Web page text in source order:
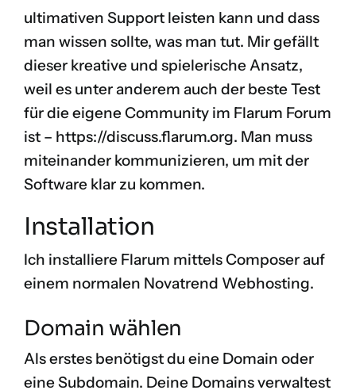
ultimativen Support leisten kann und dass
man wissen sollte, was man tut. Mir gefällt
dieser kreative und spielerische Ansatz,
weil es unter anderem auch der beste Test
für die eigene Community im Flarum Forum
ist – https://discuss.flarum.org. Man muss
miteinander kommunizieren, um mit der
Software klar zu kommen.
Installation
Ich installiere Flarum mittels Composer auf
einem normalen Novatrend Webhosting.
Domain wählen
Als erstes benötigst du eine Domain oder
eine Subdomain. Deine Domains verwaltest